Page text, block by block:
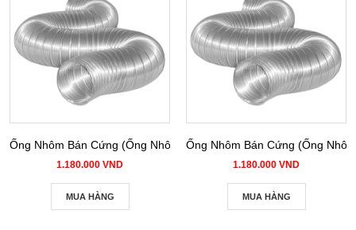
Ống Nhôm Bán Cứng (Ống Nhôm Nhún) phi 100
1.180.000 VND
MUA HÀNG
Ống Nhôm Bán Cứng (Ống
1.180.000 VND
MUA HÀNG